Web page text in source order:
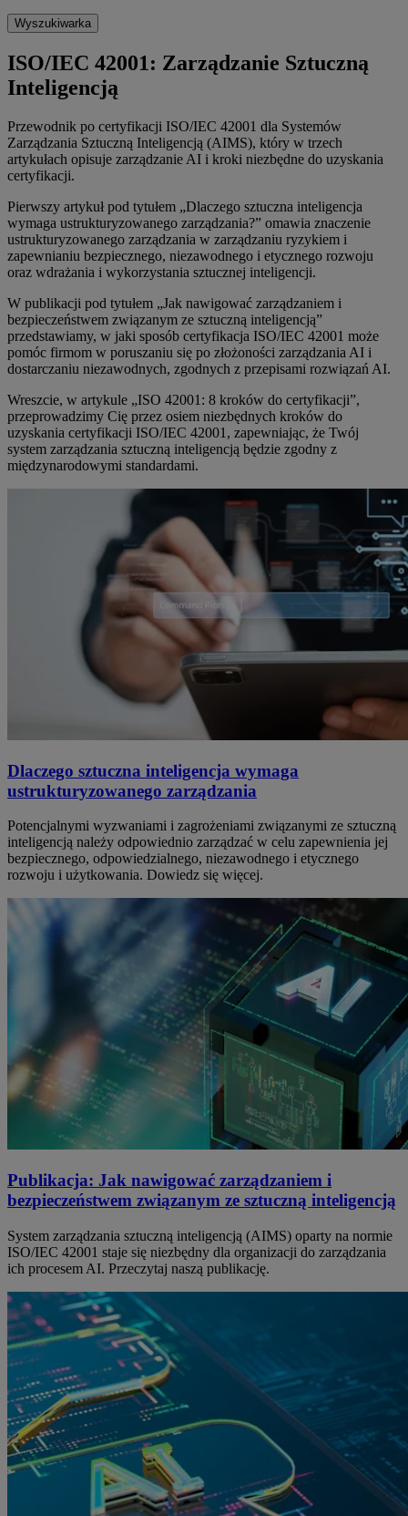
Wyszukiwarka
ISO/IEC 42001: Zarządzanie Sztuczną
Inteligencją
Przewodnik po certyfikacji ISO/IEC 42001 dla Systemów
Zarządzania Sztuczną Inteligencją (AIMS), który w trzech
artykułach opisuje zarządzanie AI i kroki niezbędne do uzyskania
certyfikacji.
Pierwszy artykuł pod tytułem „Dlaczego sztuczna inteligencja
wymaga ustrukturyzowanego zarządzania?” omawia znaczenie
ustrukturyzowanego zarządzania w zarządzaniu ryzykiem i
zapewnianiu bezpiecznego, niezawodnego i etycznego rozwoju
oraz wdrażania i wykorzystania sztucznej inteligencji.
W publikacji pod tytułem „Jak nawigować zarządzaniem i
bezpieczeństwem związanym ze sztuczną inteligencją”
przedstawiamy, w jaki sposób certyfikacja ISO/IEC 42001 może
pomóc firmom w poruszaniu się po złożoności zarządzania AI i
dostarczaniu niezawodnych, zgodnych z przepisami rozwiązań AI.
Wreszcie, w artykule „ISO 42001: 8 kroków do certyfikacji”,
przeprowadzimy Cię przez osiem niezbędnych kroków do
uzyskania certyfikacji ISO/IEC 42001, zapewniając, że Twój
system zarządzania sztuczną inteligencją będzie zgodny z
międzynarodowymi standardami.
Dlaczego sztuczna inteligencja wymaga
ustrukturyzowanego zarządzania
Potencjalnymi wyzwaniami i zagrożeniami związanymi ze sztuczną
inteligencją należy odpowiednio zarządzać w celu zapewnienia jej
bezpiecznego, odpowiedzialnego, niezawodnego i etycznego
rozwoju i użytkowania. Dowiedz się więcej.
Publikacja: Jak nawigować zarządzaniem i
bezpieczeństwem związanym ze sztuczną inteligencją
System zarządzania sztuczną inteligencją (AIMS) oparty na normie
ISO/IEC 42001 staje się niezbędny dla organizacji do zarządzania
ich procesem AI. Przeczytaj naszą publikację.